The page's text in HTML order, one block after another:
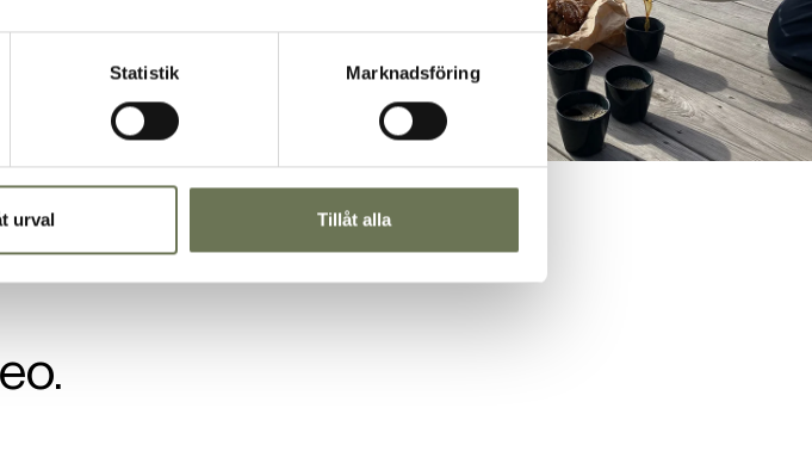
Statistik Marknadsföring
urval Tillåt alla